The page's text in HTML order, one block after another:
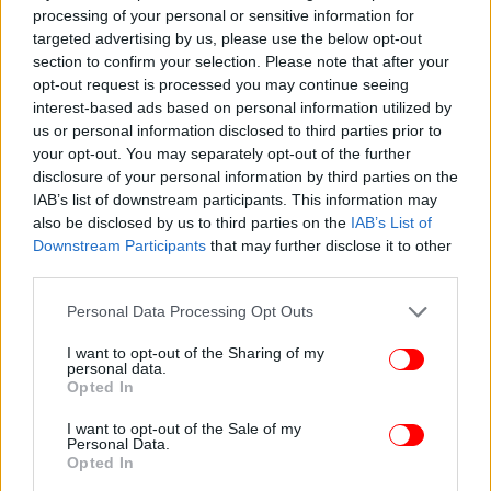
processing of your personal or sensitive information for
targeted advertising by us, please use the below opt-out
section to confirm your selection. Please note that after your
opt-out request is processed you may continue seeing
interest-based ads based on personal information utilized by
us or personal information disclosed to third parties prior to
your opt-out. You may separately opt-out of the further
disclosure of your personal information by third parties on the
IAB’s list of downstream participants. This information may
also be disclosed by us to third parties on the IAB’s List of
Downstream Participants that may further disclose it to other
Please note that this website/app uses one or more Google
not limited to your visit or usage behaviour. You may click to
grant or deny consent to Google and its third-party tags to
use your data for below specified purposes in below Google
consent section.
Personal Data Processing Opt Outs
I want to opt-out of the Sharing of my
personal data.
Opted In
I want to opt-out of the Sale of my
Personal Data.
Opted In
χρόνια -Ξυλοδαρμοί, απομόνωση, συμμορίες αλλά και…
απαιτήσεις